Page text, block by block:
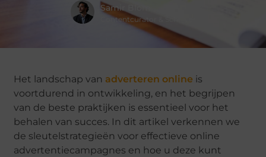
Samir Blom
Contentcurator & Schrijver
Het landschap van adverteren online is
voortdurend in ontwikkeling, en het begrijpen
van de beste praktijken is essentieel voor het
behalen van succes. In dit artikel verkennen we
de sleutelstrategieën voor effectieve online
advertentiecampagnes en hoe u deze kunt